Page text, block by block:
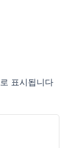
로 표시됩니다